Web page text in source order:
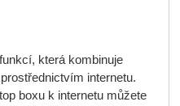
která kombinuje
internetu.
boxu k internetu můžete